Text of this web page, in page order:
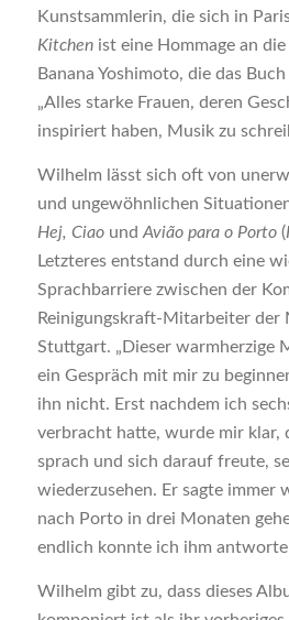
Kunstsammlerin, die sich in
Kitchenist eine Hommage an
Banana Yoshimoto, die das Buch
„Alles starke Frauen, deren
inspiriert haben, Musik zu
Wilhelm lässt sich oft von
und ungewöhnlichen
Hej, Ciaound Avião para o Porto(
Letzteres entstand durch eine
Sprachbarriere zwischen der
Reinigungskraft-Mitarbeiter der
Stuttgart. „Dieser warmherzige
ein Gespräch mit mir zu
ihn nicht. Erst nachdem ich
verbracht hatte, wurde mir klar,
sprach und sich darauf freute,
wiederzusehen. Er sagte immer
nach Porto in drei Monaten
endlich konnte ich ihm
Wilhelm gibt zu, dass dieses